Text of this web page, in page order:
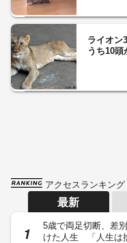
ライオ
うち10
アクセスランキング
最新
5歳で両足切断、差
けた人生 「人生は